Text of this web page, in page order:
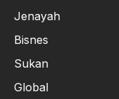
Jenayah
Bisnes
Sukan
Global